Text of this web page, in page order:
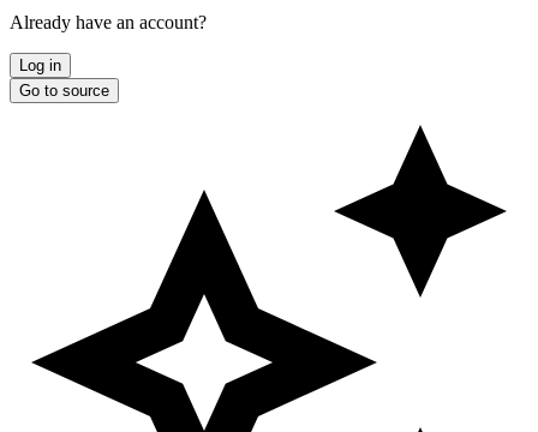
Already have an account?
Log in
Go to source